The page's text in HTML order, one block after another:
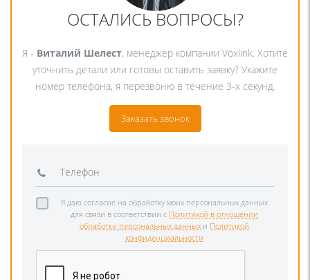
ОСТАЛИСЬ ВОПРОСЫ?
Я - Виталий Шелест, менеджер компании Voxlink. Хотите
уточнить детали или готовы оставить заявку? Укажите
номер телефона, я перезвоню в течение 3-х секунд.
Заказать звонок
Я даю согласие на обработку моих персональных данных
для связи в соответствии с Политикой в отношении
обработки персональных данных и Политикой
конфиденциальности